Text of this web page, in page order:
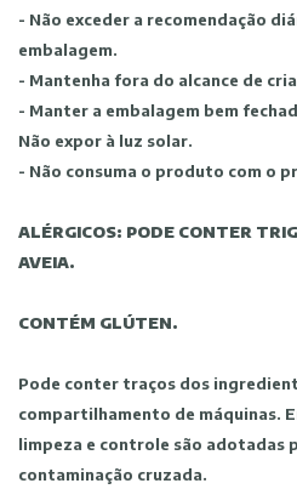
- Não exceder a recomendação
embalagem.
- Mantenha fora do alcance de
- Manter a embalagem bem
Não expor à luz solar.
- Não consuma o produto com o
ALÉRGICOS: PODE CONTER
AVEIA.
CONTÉM GLÚTEN.
Pode conter traços dos
compartilhamento de máquinas.
limpeza e controle são adotadas
contaminação cruzada.